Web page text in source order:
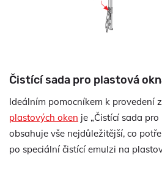
Čistící sada pro plastová
Ideálním pomocníkem k provedení
plastových oken je „Čistící sada
obsahuje vše nejdůležitější, co
po speciální čistící emulzi na